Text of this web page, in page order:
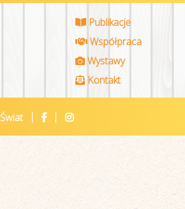
Publikacje
Współpraca
Wystawy
Kontakt
Świat